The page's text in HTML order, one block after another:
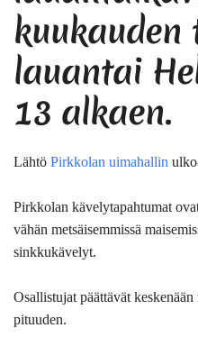
kuukauden
lauantai
13 alkaen.
Lähtö Pirkkolan uimahallin
Pirkkolan kävelytapahtumat
vähän metsäisemmissä
sinkkukävelyt.
Osallistujat päättävät
pituuden.